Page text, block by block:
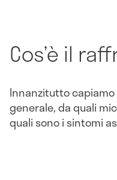
Cos’è il
Innanzitutto
generale, da quali
quali sono i sintomi